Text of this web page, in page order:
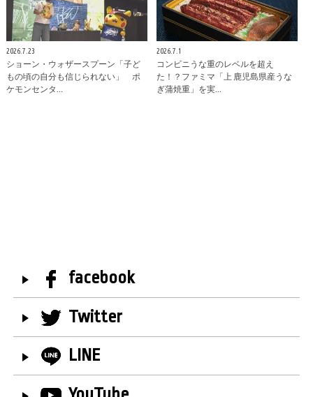
2026.7.23
ショーン・ウォザースプーン「子ど
もの頃の自分も信じられない」 ポ
ケモンセンタ…
2026.7.1
コンビニうな重のレベルを超え
た！？ファミマ「上 鹿児島県産うな
ぎ蒲焼重」を実…
facebook
Twitter
LINE